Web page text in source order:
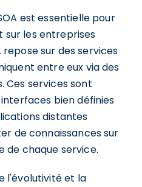
est essentielle pour
les entreprises
repose sur des services
entre eux via des
Ces services sont
bien définies
distantes
de connaissances sur
de chaque service.
l'évolutivité et la